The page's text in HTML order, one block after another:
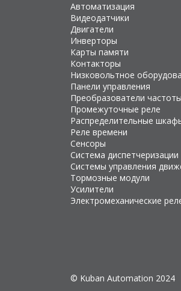
Автоматизация
Видеодатчики
Двигатели
Инверторы
Карты памяти
Контакторы
Низковольтное
Панели управления
Преобразователи частоты
Промежуточные реле
Распределительные
Реле времени
Сенсоры
Система диспетчеризации
Системы управления
Тормозные модули
Усилители
Электромеханические
© Kuban Automation 2024